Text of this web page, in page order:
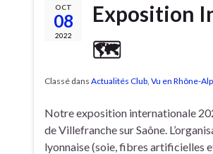
OCT
08
2022
Exposition
🗺
Classé dans Actualités Club, Vu en Rhône-
Notre exposition internationale
de Villefranche sur Saône.
lyonnaise (soie, fibres artificielles